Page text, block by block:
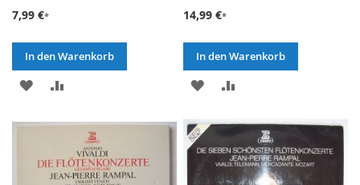
7,99 €
In den Warenkorb
ZUR
HINZUFÜGENHINZUFÜGEN
14,99 €
In den Warenkorb
ZUR
HINZUFÜGENHINZUFÜGEN